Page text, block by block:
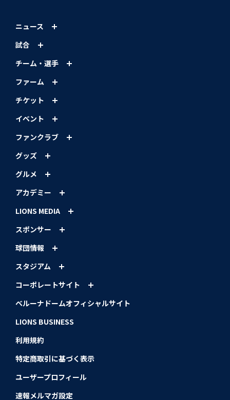
ニュース
試合
チーム・選手
ファーム
チケット
イベント
ファンクラブ
グッズ
グルメ
アカデミー
LIONS MEDIA
スポンサー
球団情報
スタジアム
コーポレートサイト
ベルーナドームオフィシャルサイト
LIONS BUSINESS
利用規約
特定商取引に基づく表示
ユーザープロフィール
速報メルマガ設定